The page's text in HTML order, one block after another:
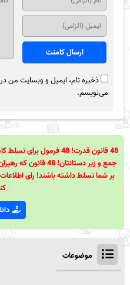
ذخیره نام، ایمیل و وبسایت من
می‌نویسم.
جمع و زیر دستانتان!
بر شما تسلط داشته باشند! رای
موضوعات